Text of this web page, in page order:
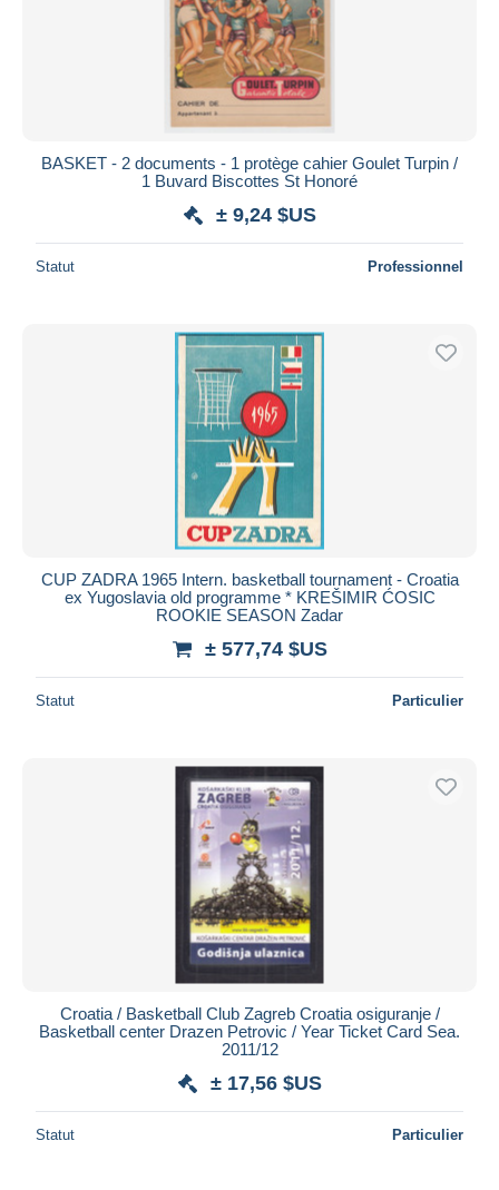
BASKET - 2 documents - 1 protège cahier Goulet Turpin /
1 Buvard Biscottes St Honoré
± 9,24 $US
Statut Professionnel
CUP ZADRA 1965 Intern. basketball tournament - Croatia
ex Yugoslavia old programme * KREŠIMIR ĆOSIC
ROOKIE SEASON Zadar
± 577,74 $US
Statut Particulier
Croatia / Basketball Club Zagreb Croatia osiguranje /
Basketball center Drazen Petrovic / Year Ticket Card Sea.
2011/12
± 17,56 $US
Statut Particulier